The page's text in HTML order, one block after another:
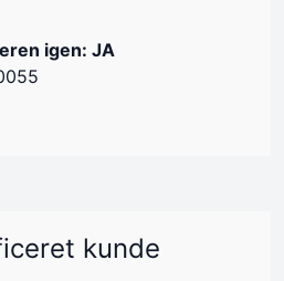
igen: JA
kunde